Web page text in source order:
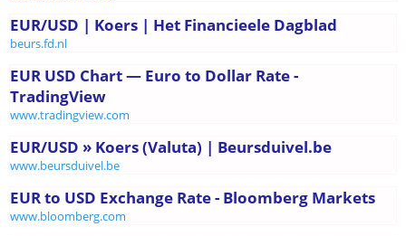
EUR/USD | Koers | Het Financieele Dagblad
beurs.fd.nl
EUR USD Chart — Euro to Dollar Rate -
TradingView
www.tradingview.com
EUR/USD » Koers (Valuta) | Beursduivel.be
www.beursduivel.be
EUR to USD Exchange Rate - Bloomberg Markets
www.bloomberg.com